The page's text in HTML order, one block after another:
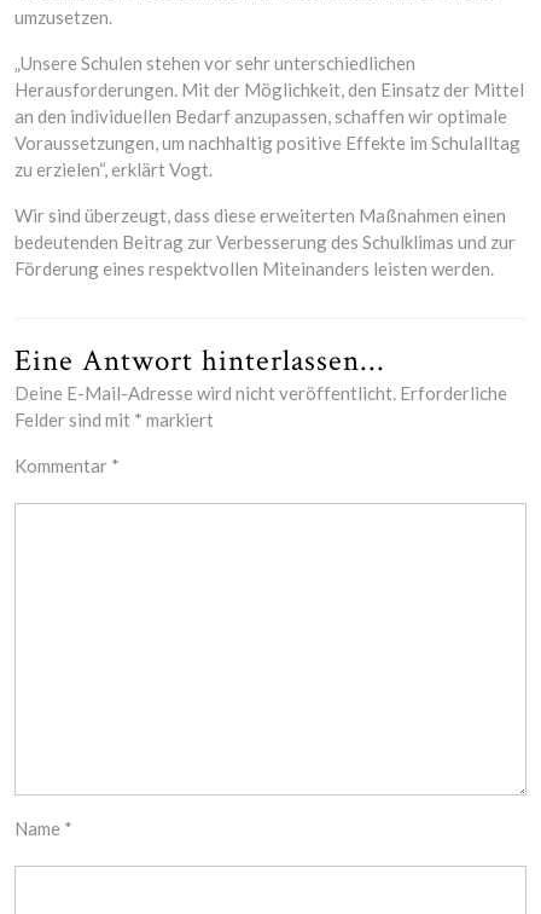
umzusetzen.
„Unsere Schulen stehen vor sehr unterschiedlichen
Herausforderungen. Mit der Möglichkeit, den Einsatz der Mittel
an den individuellen Bedarf anzupassen, schaffen wir optimale
Voraussetzungen, um nachhaltig positive Effekte im Schulalltag
zu erzielen“, erklärt Vogt.
Wir sind überzeugt, dass diese erweiterten Maßnahmen einen
bedeutenden Beitrag zur Verbesserung des Schulklimas und zur
Förderung eines respektvollen Miteinanders leisten werden.
Eine Antwort hinterlassen...
Deine E-Mail-Adresse wird nicht veröffentlicht. Erforderliche
Felder sind mit * markiert
Kommentar *
Name *